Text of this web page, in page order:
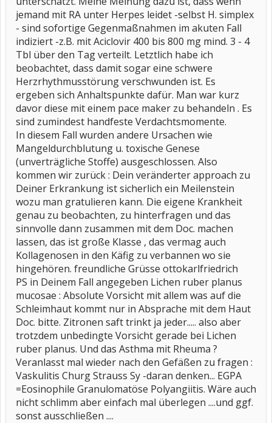
jemand mit RA unter Herpes leidet -selbst H. simplex
- sind sofortige Gegenmaßnahmen im akuten Fall
indiziert -z.B. mit Aciclovir 400 bis 800 mg mind. 3 - 4
Tbl über den Tag verteilt. Letztlich habe ich
beobachtet, dass damit sogar eine schwere
Herzrhythmusstörung verschwunden ist. Es
ergeben sich Anhaltspunkte dafür. Man war kurz
davor diese mit einem pace maker zu behandeln . Es
sind zumindest handfeste Verdachtsmomente.
In diesem Fall wurden andere Ursachen wie
Mangeldurchblutung u. toxische Genese
(unverträgliche Stoffe) ausgeschlossen. Also
kommen wir zurück : Dein veränderter approach zu
Deiner Erkrankung ist sicherlich ein Meilenstein
wozu man gratulieren kann. Die eigene Krankheit
genau zu beobachten, zu hinterfragen und das
sinnvolle dann zusammen mit dem Doc. machen
lassen, das ist große Klasse , das vermag auch
Kollagenosen in den Käfig zu verbannen wo sie
hingehören. freundliche Grüsse ottokarlfriedrich
PS in Deinem Fall angegeben Lichen ruber planus
mucosae : Absolute Vorsicht mit allem was auf die
Schleimhaut kommt nur in Absprache mit dem Haut
Doc. bitte. Zitronen saft trinkt ja jeder..... also aber
trotzdem unbedingte Vorsicht gerade bei Lichen
ruber planus. Und das Asthma mit Rheuma ?
Veranlasst mal wieder nach den Gefäßen zu fragen :
Vaskulitis Churg Strauss Sy -daran denken... EGPA
=Eosinophile Granulomatöse Polyangiitis. Wäre auch
nicht schlimm aber einfach mal überlegen ....und ggf.
sonst ausschließen ....